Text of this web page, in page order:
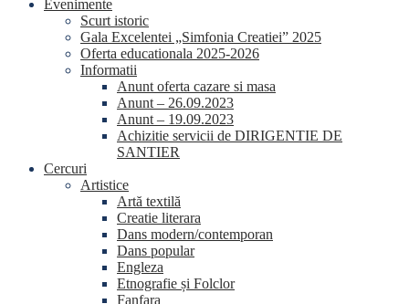
Evenimente
Scurt istoric
Gala Excelentei „Simfonia Creatiei” 2025
Oferta educationala 2025-2026
Informatii
Anunt oferta cazare si masa
Anunt – 26.09.2023
Anunt – 19.09.2023
Achizitie servicii de DIRIGENTIE DE
SANTIER
Cercuri
Artistice
Artă textilă
Creatie literara
Dans modern/contemporan
Dans popular
Engleza
Etnografie și Folclor
Fanfara